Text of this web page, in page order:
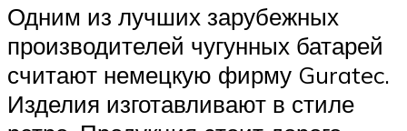
Одним из лучших зарубежных
производителей чугунных батарей
считают немецкую фирму Guratec.
Изделия изготавливают в стиле